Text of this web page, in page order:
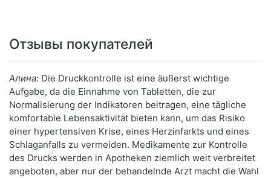
Отзывы покупателей
Алина: Die Druckkontrolle ist eine äußerst wichtige
Aufgabe, da die Einnahme von Tabletten, die zur
Normalisierung der Indikatoren beitragen, eine tägliche
komfortable Lebensaktivität bieten kann, um das Risiko
einer hypertensiven Krise, eines Herzinfarkts und eines
Schlaganfalls zu vermeiden. Medikamente zur Kontrolle
des Drucks werden in Apotheken ziemlich weit verbreitet
angeboten, aber nur der behandelnde Arzt macht die Wahl